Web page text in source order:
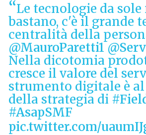
Le tecnologie da sole
bastano, c'è il grande
centralità della
@MauroParetti1
Nella dicotomia
cresce il valore del
strumento digitale è
della strategia di
#AsapSMF
pic.twitter.com/